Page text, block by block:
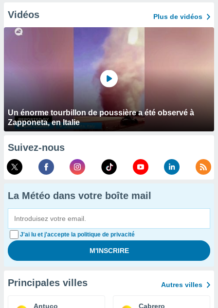
Vidéos Plus de vidéos
Un énorme tourbillon de poussière a été observé à
Zapponeta, en Italie
Suivez-nous
La Météo dans votre boîte mail
J'ai lu et j'accepte la politique de privacité
Principales villes Autres villes
Antuco Cabrero